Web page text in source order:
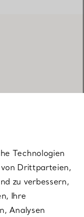
Technologien
von Drittparteien,
zu verbessern,
Ihre
Analysen